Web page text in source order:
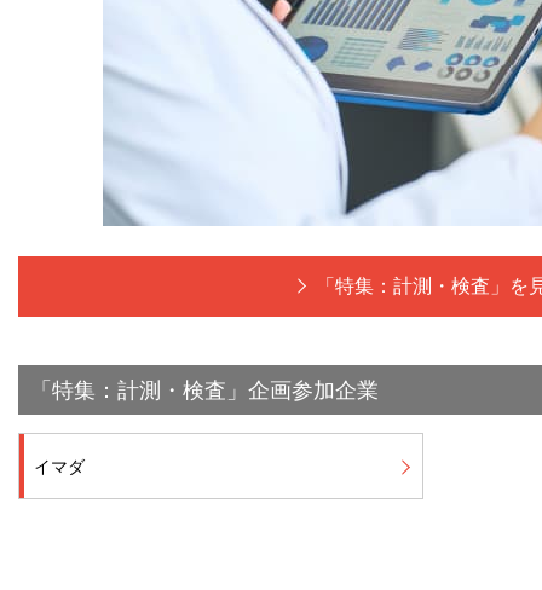
「特集：計測・検査」を
「特集：計測・検査」企画参加企業
イマダ